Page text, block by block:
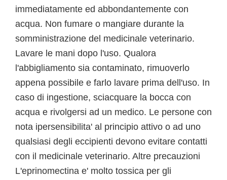
immediatamente ed abbondantemente con
acqua. Non fumare o mangiare durante la
somministrazione del medicinale veterinario.
Lavare le mani dopo l'uso. Qualora
l'abbigliamento sia contaminato, rimuoverlo
appena possibile e farlo lavare prima dell'uso. In
caso di ingestione, sciacquare la bocca con
acqua e rivolgersi ad un medico. Le persone con
nota ipersensibilita' al principio attivo o ad uno
qualsiasi degli eccipienti devono evitare contatti
con il medicinale veterinario. Altre precauzioni
L'eprinomectina e' molto tossica per gli